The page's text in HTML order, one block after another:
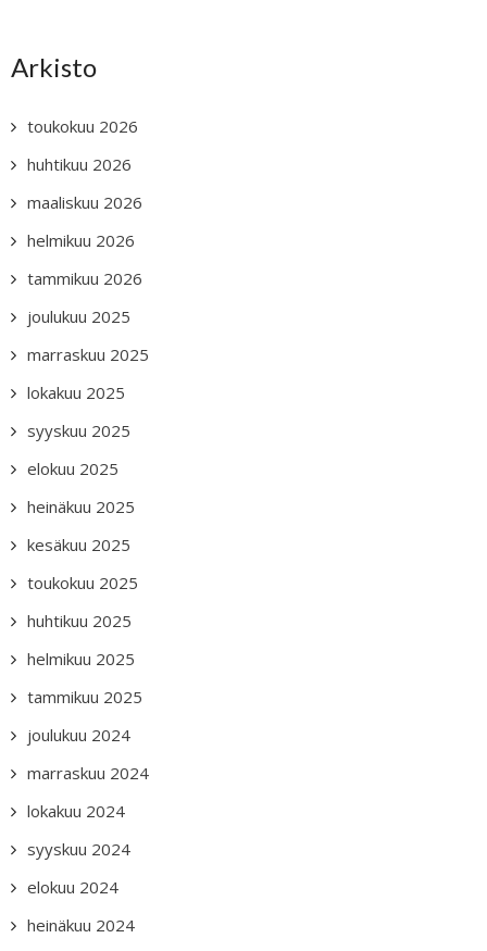
Arkisto
toukokuu 2026
huhtikuu 2026
maaliskuu 2026
helmikuu 2026
tammikuu 2026
joulukuu 2025
marraskuu 2025
lokakuu 2025
syyskuu 2025
elokuu 2025
heinäkuu 2025
kesäkuu 2025
toukokuu 2025
huhtikuu 2025
helmikuu 2025
tammikuu 2025
joulukuu 2024
marraskuu 2024
lokakuu 2024
syyskuu 2024
elokuu 2024
heinäkuu 2024